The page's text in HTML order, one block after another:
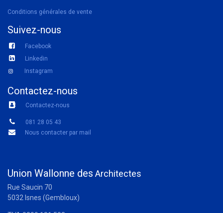
Conditions générales de vente
Suivez-nous
Facebook
Linkedin
Instagram
Contactez-nous
Contactez-nous
081 28 05 43
Nous contacter par mail
Union Wallonne des Architectes
Rue Saucin 70
5032 Isnes (Gembloux)